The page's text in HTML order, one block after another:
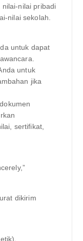
nilai-nilai pribadi
nilai sekolah.
untuk dapat
untuk
jika
sertifikat,
dikirim